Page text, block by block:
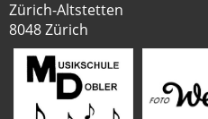
Zürich-Altstetten
8048 Zürich